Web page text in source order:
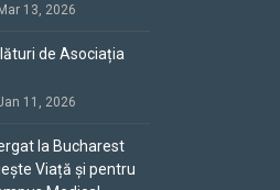
Mar 13, 2026
de Asociația
11, 2026
la Bucharest
Viață și pentru